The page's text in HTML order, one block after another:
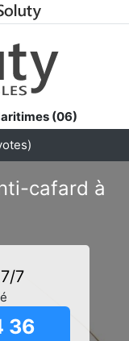
(06)
cafard à
7
36